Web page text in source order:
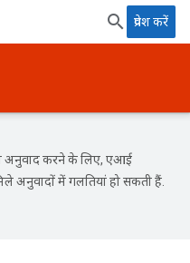
प्रवेश करें
अनुवाद करने के लिए, एआई
अनुवादों में गलतियां हो सकती हैं.